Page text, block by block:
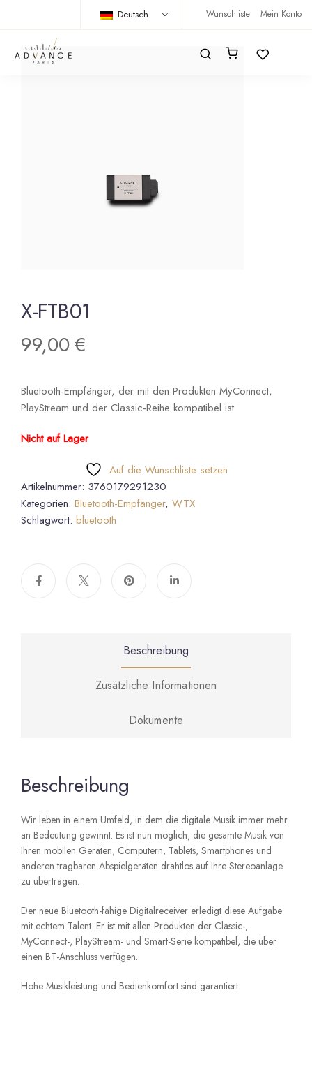
Wunschliste Mein Konto
Deutsch
X-FTB01
99,00€
Bluetooth-Empfänger, der mit den Produkten MyConnect,
PlayStream und der Classic-Reihe kompatibel ist
Nicht auf Lager
Auf die Wunschliste setzen
Artikelnummer: 3760179291230
Kategorien: Bluetooth-Empfänger, WTX
Schlagwort: bluetooth
Beschreibung
Zusätzliche Informationen
Dokumente
Beschreibung
Wir leben in einem Umfeld, in dem die digitale Musik immer mehr
an Bedeutung gewinnt. Es ist nun möglich, die gesamte Musik von
Ihren mobilen Geräten, Computern, Tablets, Smartphones und
anderen tragbaren Abspielgeräten drahtlos auf Ihre Stereoanlage
zu übertragen.
Der neue Bluetooth-fähige Digitalreceiver erledigt diese Aufgabe
mit echtem Talent. Er ist mit allen Produkten der Classic-,
MyConnect-, PlayStream- und Smart-Serie kompatibel, die über
einen BT-Anschluss verfügen.
Hohe Musikleistung und Bedienkomfort sind garantiert.